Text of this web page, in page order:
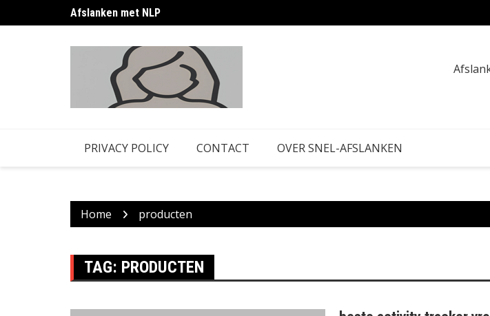
to
Afslanken met NLP
Afvallen zonder honger: zo pak je het slim aan
PRIVACY POLICY CONTACT OVER SNEL-AFSLANKEN
Home producten
TAG: PRODUCTEN